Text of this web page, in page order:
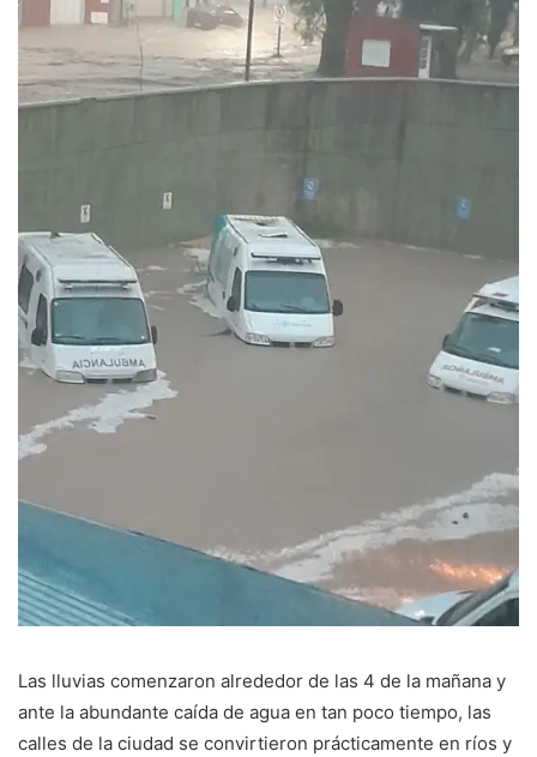
Las lluvias comenzaron alrededor de las 4 de la mañana y
ante la abundante caída de agua en tan poco tiempo, las
calles de la ciudad se convirtieron prácticamente en ríos y